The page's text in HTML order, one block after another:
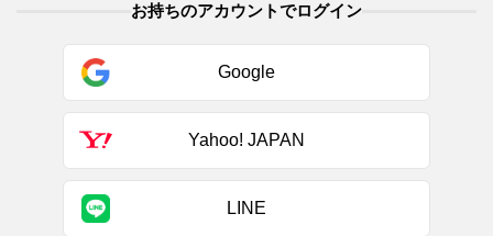
お持ちのアカウントでログイン
Google
Yahoo! JAPAN
LINE